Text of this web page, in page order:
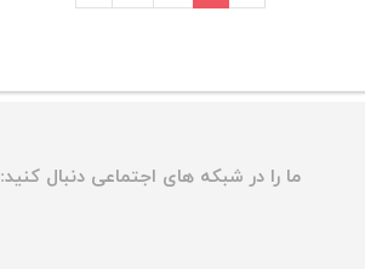
ما را در شبکه های اجتماعی دنبال کنید: